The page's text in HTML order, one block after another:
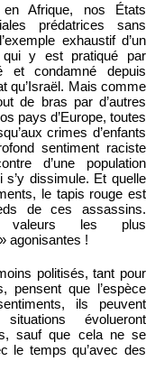
Afrique, nos États
prédatrices sans
exhaustif d’un
qui y est pratiqué par
et condamné depuis
qu’Israël. Mais comme
de bras par d’autres
pays d’Europe, toutes
crimes d’enfants
sentiment raciste
d’une population
dissimule. Et quelle
le tapis rouge est
de ces assassins.
valeurs les plus
agonisantes !
politisés, tant pour
pensent que l’espèce
ils peuvent
évolueront
sauf que cela ne se
le temps qu’avec des